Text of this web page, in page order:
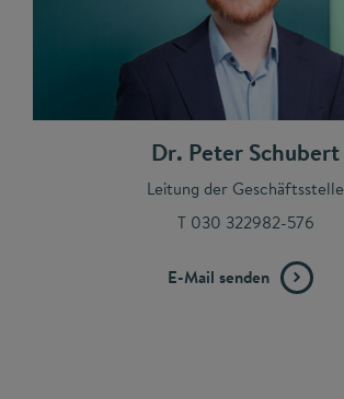
Dr. Peter Schubert
Leitung der Geschäftsstelle
T 030 322982-576
E-Mail senden